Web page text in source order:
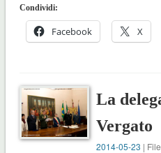
Condividi:
Facebook X
La
Vergato
2014-05-23 |